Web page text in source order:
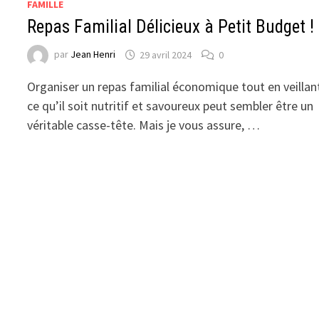
FAMILLE
Repas Familial Délicieux à Petit Budget !
par Jean Henri 29 avril 2024 0
Organiser un repas familial économique tout en
ce qu’il soit nutritif et savoureux peut sembler être un
véritable casse-tête. Mais je vous assure, …